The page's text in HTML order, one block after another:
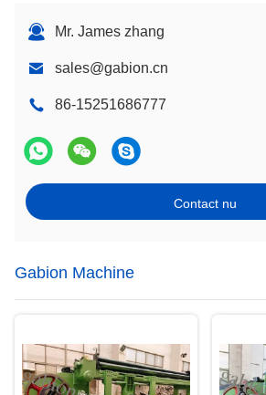
Mr. James zhang
sales@gabion.cn
86-15251686777
Contact nu
Gabion Machine